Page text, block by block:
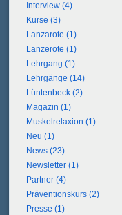
Interview (4)
Kurse (3)
Lanzarote (1)
Lanzerote (1)
Lehrgang (1)
Lehrgänge (14)
Lüntenbeck (2)
Magazin (1)
Muskelrelaxion (1)
Neu (1)
News (23)
Newsletter (1)
Partner (4)
Präventionskurs (2)
Presse (1)